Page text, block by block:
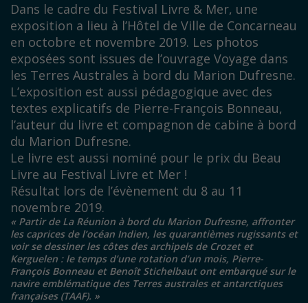
Dans le cadre du Festival Livre & Mer, une
exposition a lieu à l’Hôtel de Ville de Concarneau
en octobre et novembre 2019. Les photos
exposées sont issues de l’ouvrage Voyage dans
les Terres Australes à bord du Marion Dufresne.
L’exposition est aussi pédagogique avec des
textes explicatifs de Pierre-François Bonneau,
l’auteur du livre et compagnon de cabine à bord
du Marion Dufresne.
Le livre est aussi nominé pour le prix du Beau
Livre au Festival Livre et Mer !
Résultat lors de l’évènement du 8 au 11
novembre 2019.
« Partir de La Réunion à bord du Marion Dufresne, affronter
les caprices de l’océan Indien, les quarantièmes rugissants et
voir se dessiner les côtes des archipels de Crozet et
Kerguelen : le temps d’une rotation d’un mois, Pierre-
François Bonneau et Benoît Stichelbaut ont embarqué sur le
navire emblématique des Terres australes et antarctiques
françaises (TAAF). »